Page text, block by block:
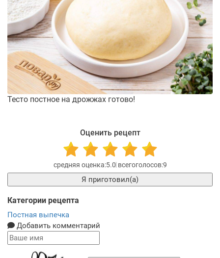
Тесто постное на дрожжах готово!
Оценить рецепт
5.0 9
Я приготовил(а)
Категории рецепта
Постная выпечка
Добавить комментарий